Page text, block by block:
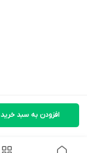
افزودن به سبد خرید